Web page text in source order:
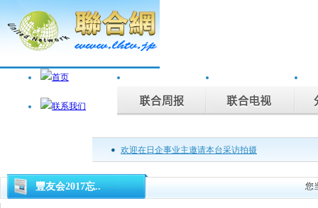
欢迎在日企事业主邀请本台采访拍摄
联合周报为您说话，联合电视为您记录。
豐友会2017忘.. 您